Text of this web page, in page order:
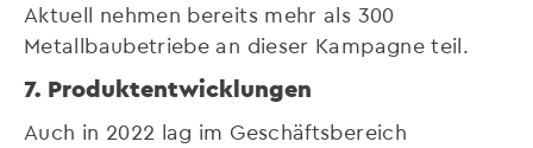
Aktuell nehmen bereits mehr als 300
Metallbaubetriebe an dieser Kampagne teil.
7. Produktentwicklungen
Auch in 2022 lag im Geschäftsbereich